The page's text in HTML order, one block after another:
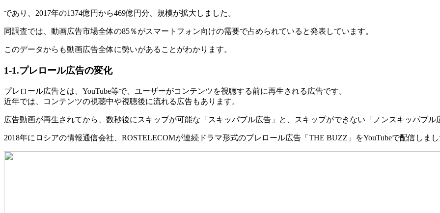
であり、2017年の1374億円から469億円分、規模が拡大しました。
同調査では、動画広告市場全体の85％がスマートフォン向けの需要で占められていると発表しています。
このデータからも動画広告全体に勢いがあることがわかります。
1-1.プレロール広告の変化
プレロール広告とは、YouTube等で、ユーザーがコンテンツを視聴する前に再生される広告です。
近年では、コンテンツの視聴中や視聴後に流れる広告もあります。
広告動画が再生されてから、数秒後にスキップが可能な「スキッパブル広告」と、スキップができない「ノンスキッパブル
2018年にロシアの情報通信会社、ROSTELECOMが連続ドラマ形式のプレロール広告「THE BUZZ」をYouTubeで配信しま